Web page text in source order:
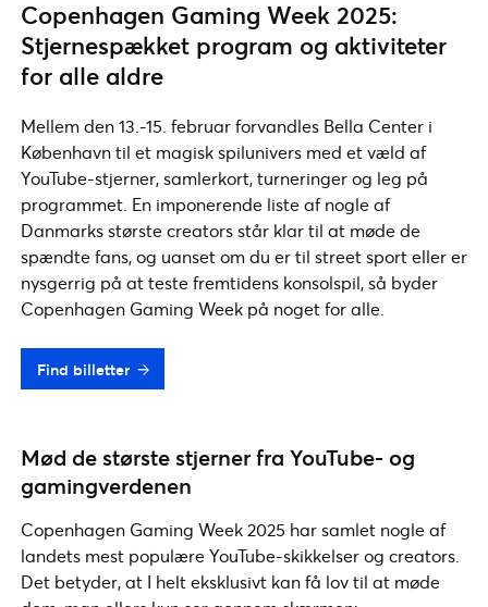
Copenhagen Gaming Week 2025:
Stjernespækket program og aktiviteter
for alle aldre
Mellem den 13.-15. februar forvandles Bella Center i
København til et magisk spilunivers med et væld af
YouTube-stjerner, samlerkort, turneringer og leg på
programmet. En imponerende liste af nogle af
Danmarks største creators står klar til at møde de
spændte fans, og uanset om du er til street sport eller er
nysgerrig på at teste fremtidens konsolspil, så byder
Copenhagen Gaming Week på noget for alle.
Find billetter
Mød de største stjerner fra YouTube- og
gamingverdenen
Copenhagen Gaming Week 2025 har samlet nogle af
landets mest populære YouTube-skikkelser og creators.
Det betyder, at I helt eksklusivt kan få lov til at møde